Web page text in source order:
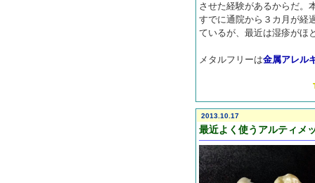
させた経験があるからだ。
すでに通院から３カ月が経
ているが、最近は湿疹がほ
メタルフリーは金属アレル
2013.10.17
最近よく使うアルティメ